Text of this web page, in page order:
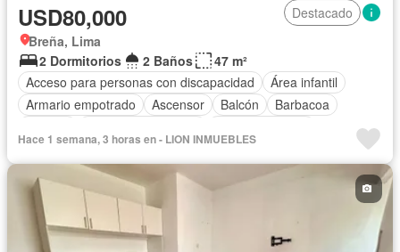
USD80,000
Destacado
Breña, Lima
2 Dormitorios
2 Baños
47 m²
Acceso para personas con discapacidad
Área infantil
Armario empotrado
Ascensor Balcón
Barbacoa
Cocina equipada
Gas natural Gimnasio
Patio Vigilante Seguridad
Terraza
Vista panorámica
Parcialmente amoblado
Hace 1 semana, 3 horas en - LION INMUEBLES